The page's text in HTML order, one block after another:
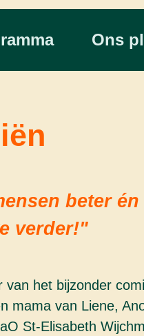
Ons
beter
verder!"
van het bijzonder
mama van Liene,
St-Elisabeth